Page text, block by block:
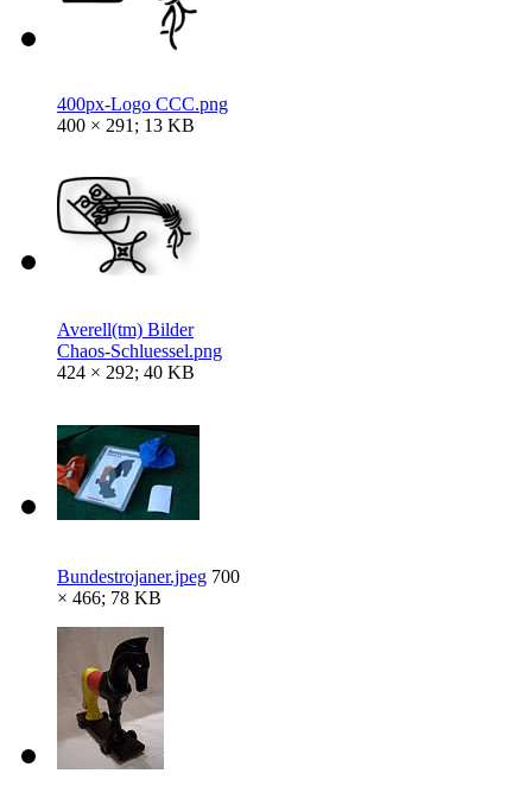
400px-Logo CCC.png
400 × 291; 13 KB
Averell(tm) Bilder
Chaos-Schluessel.png
424 × 292; 40 KB
Bundestrojaner.jpeg 700
× 466; 78 KB